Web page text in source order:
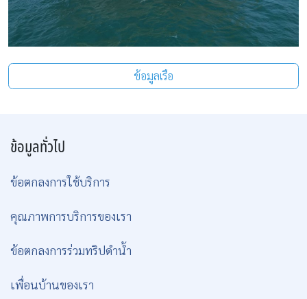
ข้อมูลเรือ
ข้อมูลทั่วไป
ข้อตกลงการใช้บริการ
คุณภาพการบริการของเรา
ข้อตกลงการร่วมทริปดำน้ำ
เพื่อนบ้านของเรา